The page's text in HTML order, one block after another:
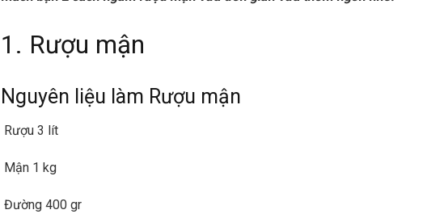
1. Rượu mận
Nguyên liệu làm Rượu mận
Rượu 3 lít
Mận 1 kg
Đường 400 gr